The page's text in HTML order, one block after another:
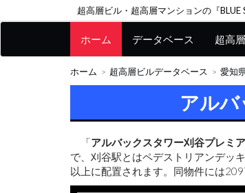
超高層ビル・超高層マンションの『BLUE
ホーム データベース 超高
ホーム 超高層ビルデータベース 愛知
アル
「アルバックスタワー刈谷プレミア
で、刈谷駅とはペデストリアンデッ
以上に配置されます。同物件には